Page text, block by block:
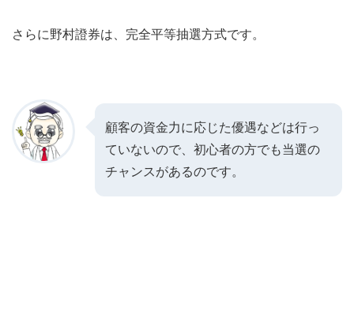
さらに野村證券は、完全平等抽選方式です。
顧客の資金力に応じた優遇などは行っ
ていないので、初心者の方でも当選の
チャンスがあるのです。